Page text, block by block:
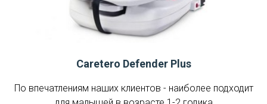
Caretero Defender Plus
По впечатлениям наших клиентов - наиболее подходит